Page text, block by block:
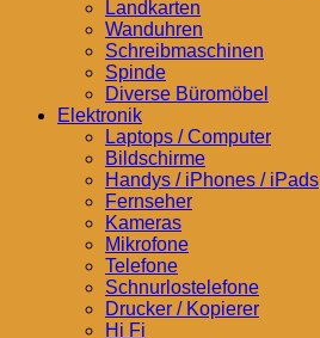
Landkarten
Wanduhren
Schreibmaschinen
Spinde
Diverse Büromöbel
Elektronik
Laptops / Computer
Bildschirme
Handys / iPhones / iPads
Fernseher
Kameras
Mikrofone
Telefone
Schnurlostelefone
Drucker / Kopierer
Hi Fi